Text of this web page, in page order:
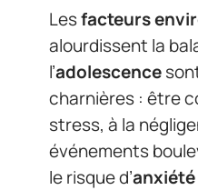
Lesfacteurs
alourdissent la
l’adolescence
charnières : être
stress, à la
événements
le risque d’anxiété